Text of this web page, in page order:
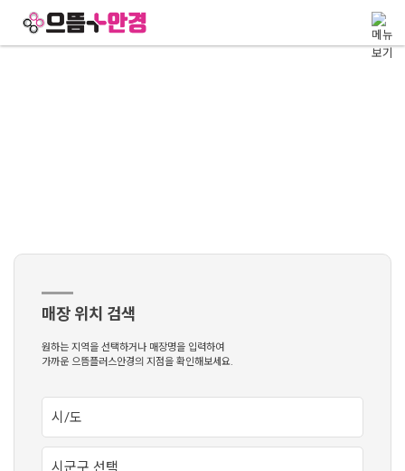
매장 위치 검색
원하는 지역을 선택하거나 매장명을 입력하여
가까운 으뜸플러스안경의 지점을 확인해보세요.